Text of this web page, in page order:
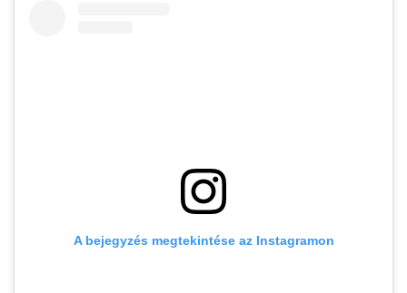
A bejegyzés megtekintése az Instagramon